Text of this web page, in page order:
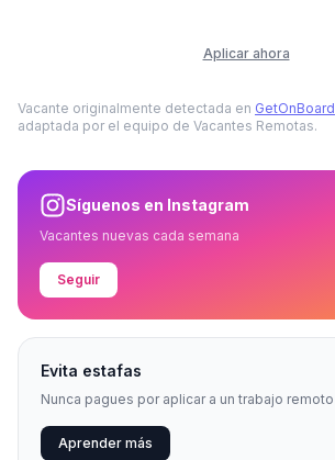
Aplicar ahora
Vacante originalmente detectada en GetOnBoard
adaptada por el equipo de Vacantes Remotas.
Síguenos en Instagram
Vacantes nuevas cada semana
Seguir
Evita estafas
Nunca pagues por aplicar a un trabajo remoto
Aprender más